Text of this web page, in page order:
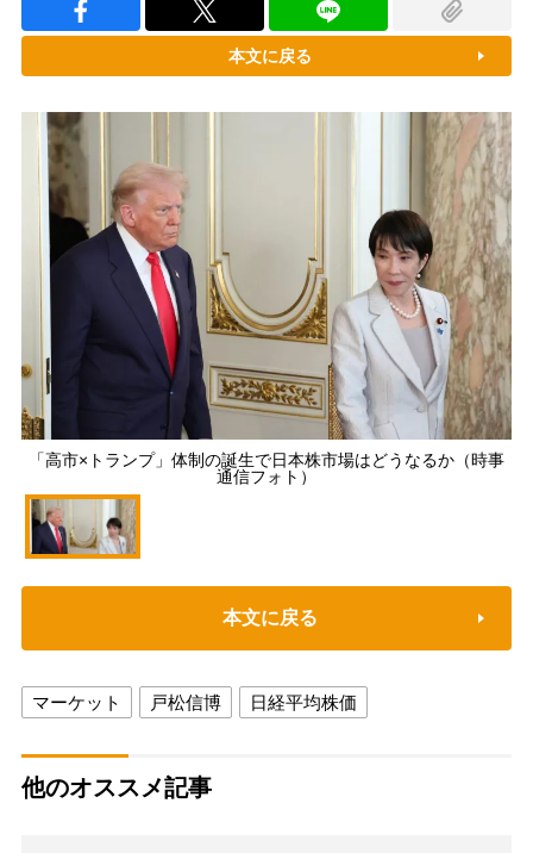
本文に戻る
「高市×トランプ」体制の誕生で日本株市場はどうなるか（時事
通信フォト）
本文に戻る
マーケット 戸松信博 日経平均株価
他のオススメ記事